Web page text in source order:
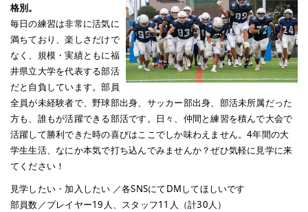
格別。
毎日の練習は非常に活気に
満ちており、楽しさだけで
なく、規模・実績ともに福
井県立大学を代表する部活
だと自負しています。部員
全員が未経験者で、野球部出身、サッカー部出身、部活未所属だった
方も、誰もが活躍できる部活です。日々、仲間と練習を積んで大会で
活躍して勝利できた時の喜びはここでしか味わえません。4年間の大
学生生活、なにか本気で打ち込んでみませんか？ぜひ気軽に見学に来
てください！
見学したい・加入したい ／各SNSにてDMしてほしいです
部員数／プレイヤー19人、スタッフ11人（計30人）